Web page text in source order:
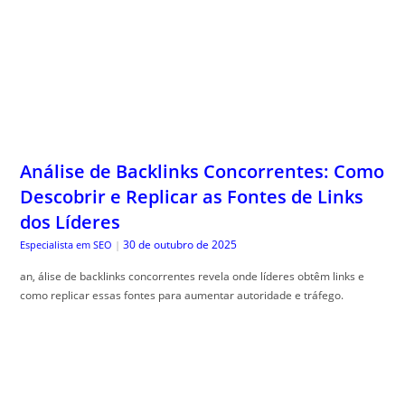
Análise de Backlinks Concorrentes: Como
Descobrir e Replicar as Fontes de Links
dos Líderes
Especialista em SEO | 30 de outubro de 2025
an, álise de backlinks concorrentes revela onde líderes obtêm links e
como replicar essas fontes para aumentar autoridade e tráfego.